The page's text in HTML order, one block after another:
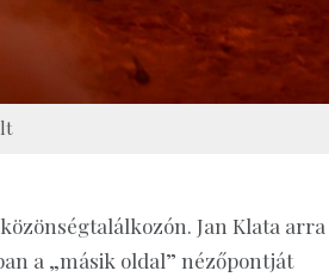
Jan Klata arra
a „másik oldal” nézőpontját